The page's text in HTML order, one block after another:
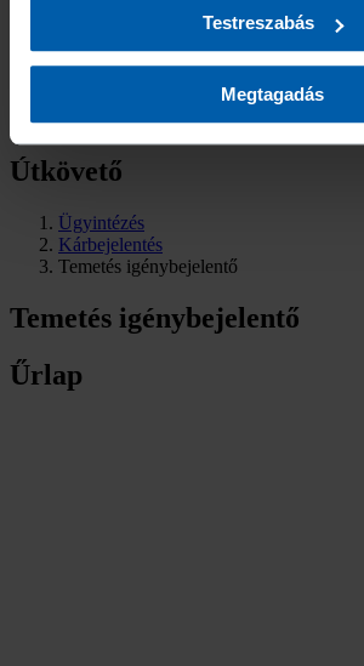
Biztosító által folytatottTestreszabás
Megtagadás
Panaszbejelentés
Visszaélés bejelentése
Ügyfélportál
Útkövető
Ügyintézés
Kárbejelentés
Temetés igénybejelentő
Temetés igénybejelentő
Űrlap